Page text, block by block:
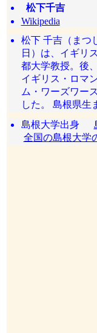
松下千吉
Wikipedia
松下 千吉（まつ
日）は、イギリ
都大学教授。後
イギリス・ロマ
ム・ワーズワー
した。 島根県生
島根大学出身
全国の島根大学